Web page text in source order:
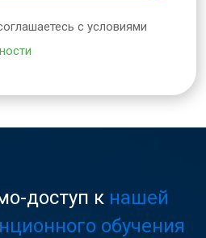
с условиями
доступ к нашей
обучения